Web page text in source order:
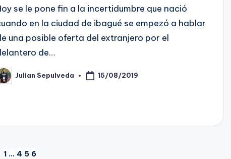
se le pone fin a la incertidumbre que nació
en la ciudad de ibagué se empezó a hablar
una posible oferta del extranjero por el
de…
Julian Sepulveda 15/08/2019
1 … 4 5 6